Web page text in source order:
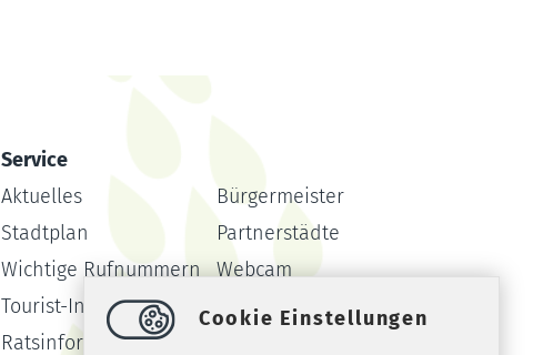
Service
Aktuelles
Bürgermeister
Stadtplan
Partnerstädte
Wichtige Rufnummern
Webcam
Tourist-Info
Formulare
Ratsinformationssystem
Cookie Einstellungen